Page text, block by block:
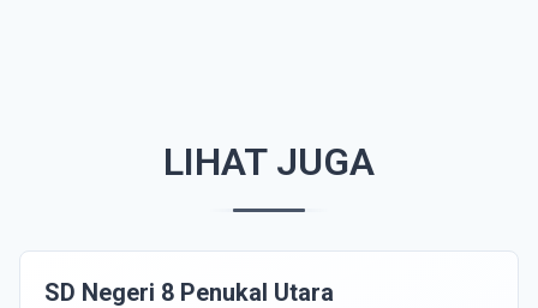
LIHAT JUGA
SD Negeri 8 Penukal Utara